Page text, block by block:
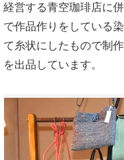
経営する青空珈琲店に
で作品作りをしている
て糸状にしたもので制
を出品しています。